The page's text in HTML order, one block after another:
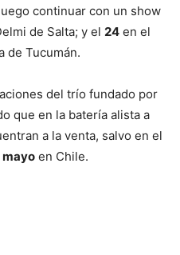
continuar con un show
de Salta; y el 24 en el
de Tucumán.
del trío fundado por
que en la batería alista a
a la venta, salvo en el
mayo en Chile.